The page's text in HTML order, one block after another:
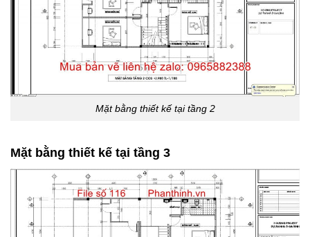
Mặt bằng thiết kế tại tầng 2
Mặt bằng thiết kế tại tầng 3